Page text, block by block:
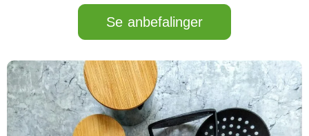
Se anbefalinger